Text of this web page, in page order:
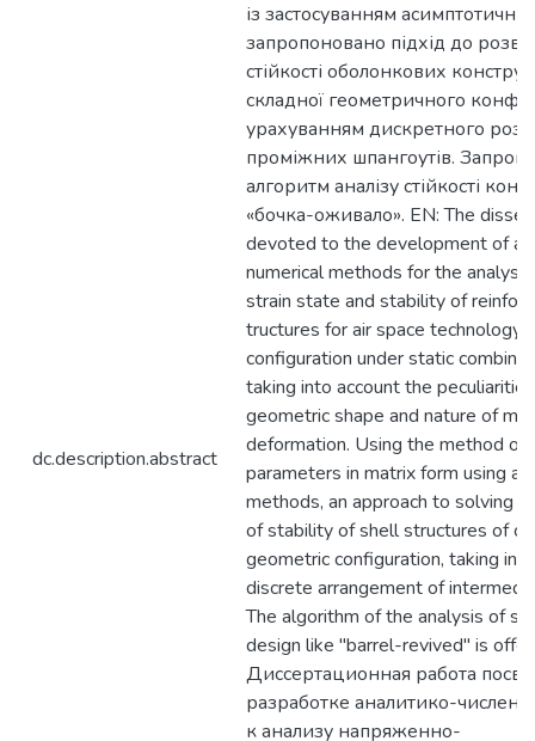
dc.description.abstract
із застосуванням
запропоновано підхід до
стійкості оболонкових
складної геометричного
урахуванням дискретного
проміжних шпангоутів.
алгоритм аналізу стійкості
«бочка-оживало». EN: The
devoted to the development of
numerical methods for the
strain state and stability of
tructures for air space technology
configuration under static
taking into account the
geometric shape and nature of
deformation. Using the method of
parameters in matrix form using
methods, an approach to solving
of stability of shell structures of
geometric configuration, taking
discrete arrangement of
The algorithm of the analysis of
design like "barrel-revived" is
Диссертационная работа
разработке аналитико-
к анализу напряженно-